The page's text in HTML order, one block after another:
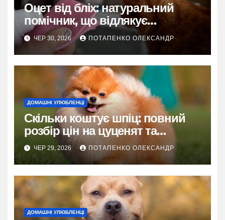
Оцет від бліх: натуральний
помічник, що відлякує
паразитів, але потребує
розумного підходу
ЧЕР 30, 2026 ПОТАПЕНКО ОЛЕКСАНДР
ДОМАШНІ УЛЮБЛЕНЦІ
Скільки коштує шпіц: повний
розбір цін на цуценят та
утримання
ЧЕР 29, 2026 ПОТАПЕНКО ОЛЕКСАНДР
ДОМАШНІ УЛЮБЛЕНЦІ